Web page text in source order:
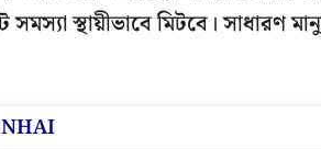
স্থায়ীভাবে মিটবে। সাধারণ
NHAI